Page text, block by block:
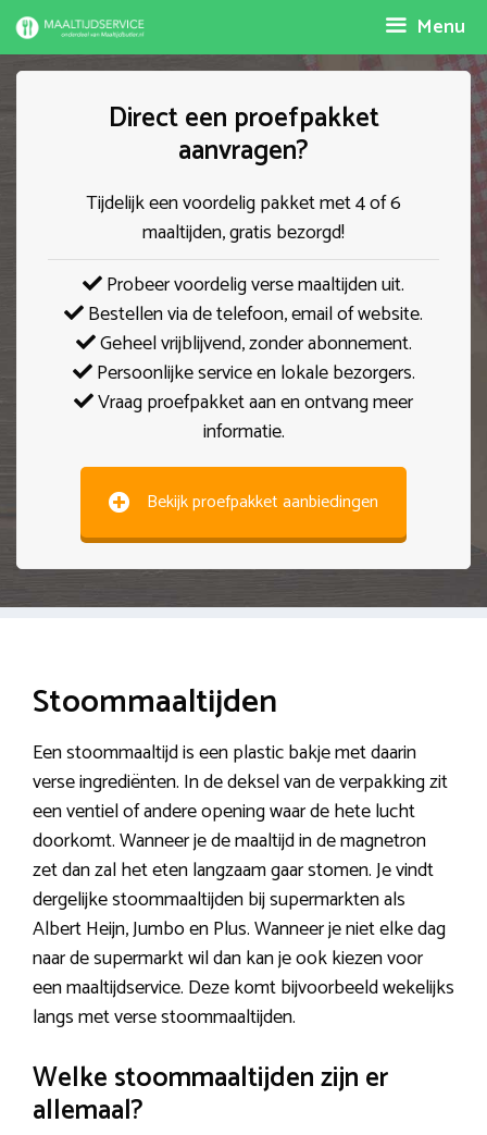
Spring
naar
inhoud
Menu
Direct een proefpakket
aanvragen?
Tijdelijk een voordelig pakket met 4 of 6
maaltijden, gratis bezorgd!
Probeer voordelig verse maaltijden uit.
Bestellen via de telefoon, email of website.
Geheel vrijblijvend, zonder abonnement.
Persoonlijke service en lokale bezorgers.
Vraag proefpakket aan en ontvang meer
informatie.
Bekijk proefpakket aanbiedingen
Stoommaaltijden
Een stoommaaltijd is een plastic bakje met daarin
verse ingrediënten. In de deksel van de verpakking zit
een ventiel of andere opening waar de hete lucht
doorkomt. Wanneer je de maaltijd in de magnetron
zet dan zal het eten langzaam gaar stomen. Je vindt
dergelijke stoommaaltijden bij supermarkten als
Albert Heijn, Jumbo en Plus. Wanneer je niet elke dag
naar de supermarkt wil dan kan je ook kiezen voor
een maaltijdservice. Deze komt bijvoorbeeld wekelijks
langs met verse stoommaaltijden.
Welke stoommaaltijden zijn er
allemaal?